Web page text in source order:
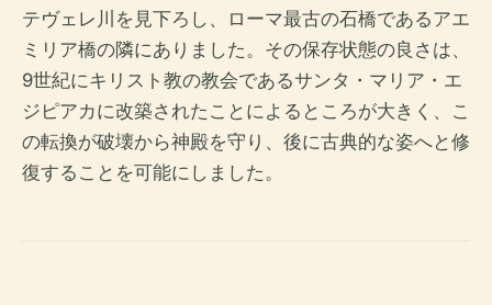
テヴェレ川を見下ろし、ローマ最古の石橋であるアエ
ミリア橋の隣にありました。その保存状態の良さは、
9世紀にキリスト教の教会であるサンタ・マリア・エ
ジピアカに改築されたことによるところが大きく、こ
の転換が破壊から神殿を守り、後に古典的な姿へと修
復することを可能にしました。